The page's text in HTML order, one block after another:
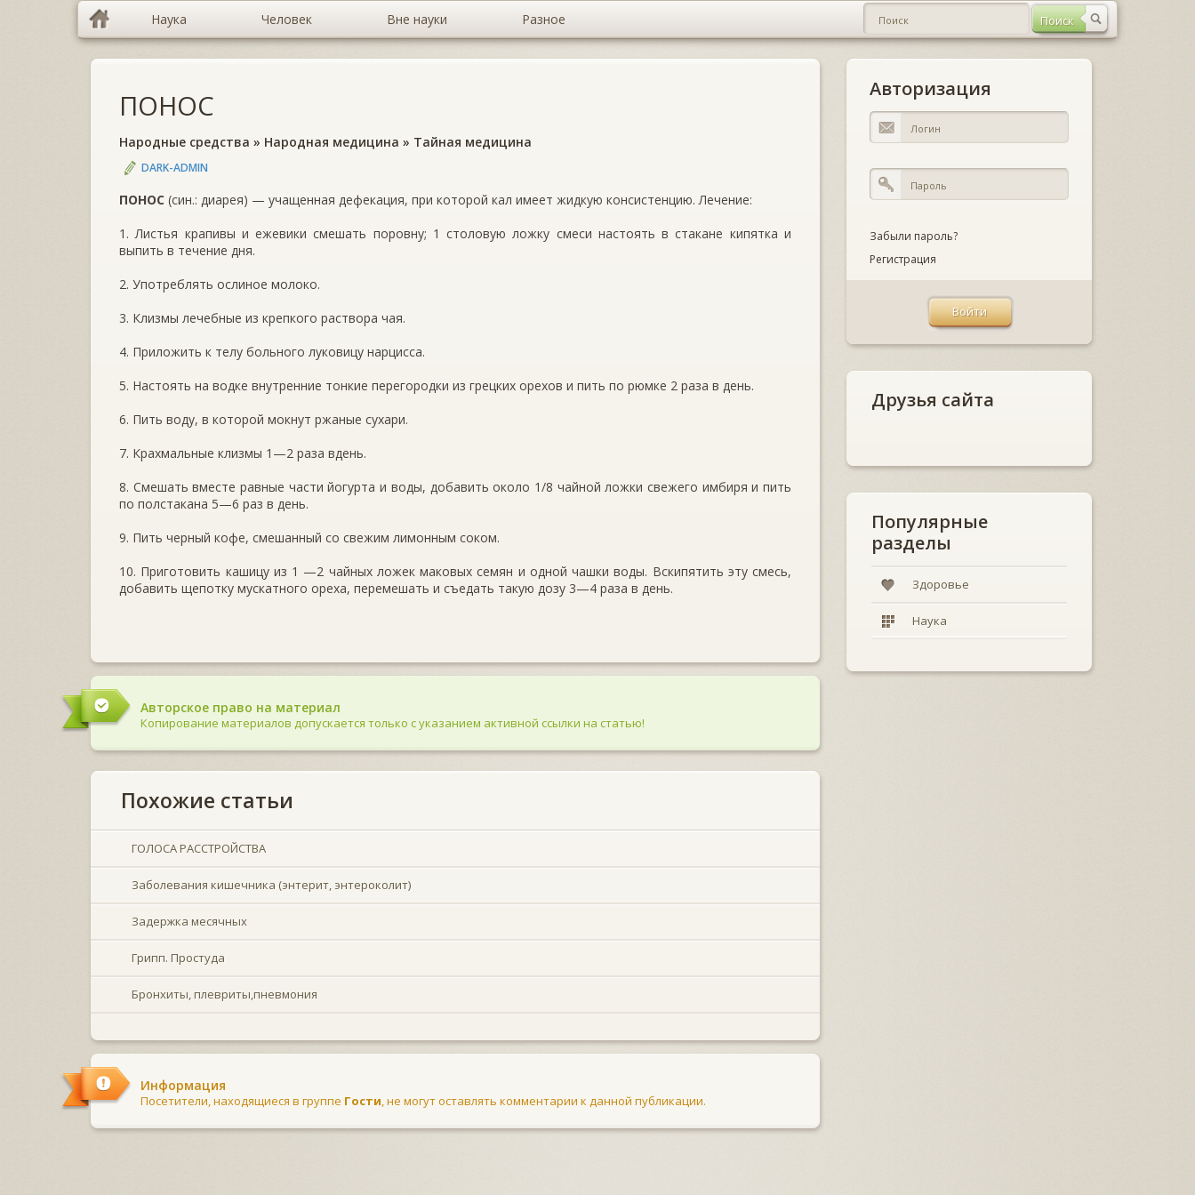
Наука Человек Вне науки Разное
ПОНОС
Народные средства » Народная медицина » Тайная медицина
DARK-ADMIN
ПОНОС (син.: диарея) — учащенная дефекация, при которой кал имеет жидкую консистенцию. Лечение:
1. Листья крапивы и ежевики смешать поровну; 1 столовую ложку смеси настоять в стакане кипятка и
выпить в течение дня.
2. Употреблять ослиное молоко.
3. Клизмы лечебные из крепкого раствора чая.
4. Приложить к телу больного луковицу нарцисса.
5. Настоять на водке внутренние тонкие перегородки из грецких орехов и пить по рюмке 2 раза в день.
6. Пить воду, в которой мокнут ржаные сухари.
7. Крахмальные клизмы 1—2 раза вдень.
8. Смешать вместе равные части йогурта и воды, добавить около 1/8 чайной ложки свежего имбиря и пить
по полстакана 5—6 раз в день.
9. Пить черный кофе, смешанный со свежим лимонным соком.
10. Приготовить кашицу из 1 —2 чайных ложек маковых семян и одной чашки воды. Вскипятить эту смесь,
добавить щепотку мускатного ореха, перемешать и съедать такую дозу 3—4 раза в день.
Авторское право на материал
Копирование материалов допускается только с указанием активной ссылки на статью!
Похожие статьи
ГОЛОСА РАССТРОЙСТВА
Заболевания кишечника (энтерит, энтероколит)
Задержка месячных
Грипп. Простуда
Бронхиты, плевриты,пневмония
Информация
Посетители, находящиеся в группе Гости, не могут оставлять комментарии к данной публикации.
Авторизация
Забыли пароль?
Регистрация
Друзья сайта
Популярные
разделы
Здоровье
Наука